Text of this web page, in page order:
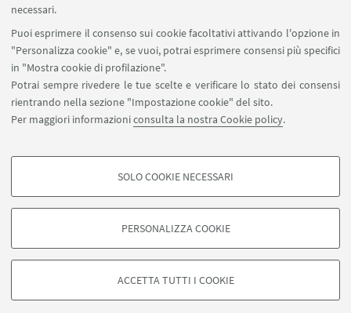
necessari.
Puoi esprimere il consenso sui cookie facoltativi attivando l'opzione in
"Personalizza cookie" e, se vuoi, potrai esprimere consensi più specifici
in "Mostra cookie di profilazione".
Potrai sempre rivedere le tue scelte e verificare lo stato dei consensi
rientrando nella sezione "Impostazione cookie" del sito.
Per maggiori informazioniconsulta la nostra Cookie policy.
COOKIE DI PROFILAZIONE - FACOLTATIVI
degli utenti, creare profili in base al loro comportamento sul sito, per analisi
di marketing.
Google/Youtube Video
SOLO COOKIE NECESSARI
PERSONALIZZA COOKIE
ACCETTA TUTTI I COOKIE
Patrocini
Privacy- Note legali -Impostazioni Cookie